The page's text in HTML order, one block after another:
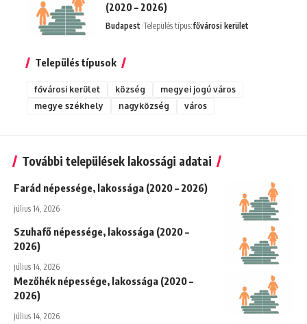
(2020 – 2026)
Budapest Település típus:fővárosi kerület
Település típusok
fővárosi kerület község
megyei jogú város
megye székhely
nagyközség város
További települések lakossági adatai
Farád népessége, lakossága (2020 – 2026)
július 14, 2026
Szuhafő népessége, lakossága (2020 –
2026)
július 14, 2026
Mezőhék népessége, lakossága (2020 –
2026)
július 14, 2026